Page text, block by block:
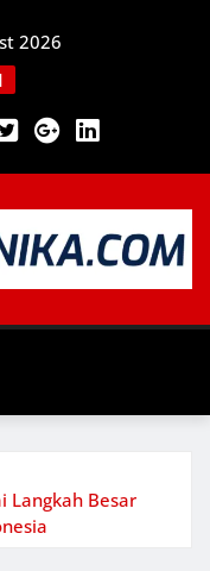
2026
Langkah Besar